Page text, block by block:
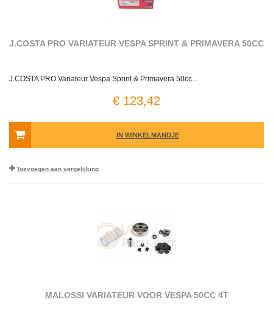
J.COSTA PRO VARIATEUR VESPA SPRINT & PRIMAVERA 50CC
J.COSTA PRO Variateur Vespa Sprint & Primavera 50cc...
€ 123,42
IN WINKELMANDJE
Toevoegen aan vergelijking
MALOSSI VARIATEUR VOOR VESPA 50CC 4T